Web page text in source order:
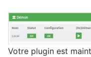
Votre plugin est